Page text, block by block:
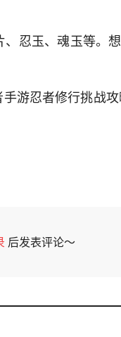
忍玉、魂玉等。
游忍者修行挑战
后发表评论～